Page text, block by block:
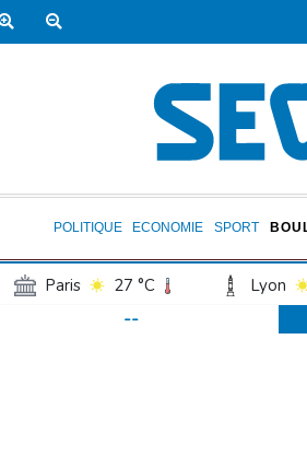
POLITIQUE ECONOMIE SPORT
Paris 27 °C Lyon
Luxembourg
--